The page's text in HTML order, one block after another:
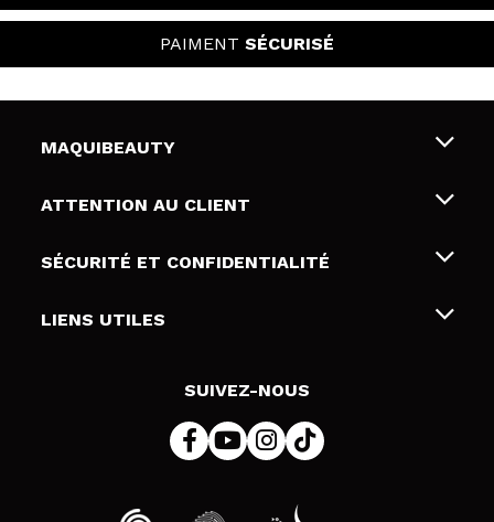
PAIMENT SÉCURISÉ
MAQUIBEAUTY
Qui sommes nous
Cartes-cadeaux
ATTENTION AU CLIENT
Livraison & retour
Modes de paiement
SÉCURITÉ ET CONFIDENTIALITÉ
Conditions et confidentialité
LIENS UTILES
SUIVEZ-NOUS